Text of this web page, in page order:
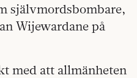
självmordsbombare,
Wijewardane på
med att allmänheten